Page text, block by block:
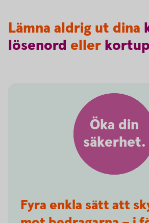
Lämna aldrig ut dina
lösenord eller
Fyra enkla sätt att
Öka din
säkerhet.